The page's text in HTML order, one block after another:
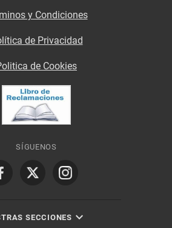
y Condiciones
de Privacidad
de Cookies
SÍGUENOS
SECCIONES